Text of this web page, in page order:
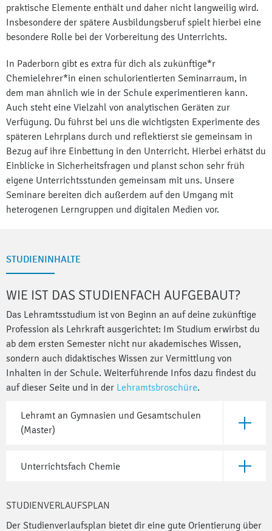
praktische Elemente enthält und daher nicht langweilig wird.
Insbesondere der spätere Ausbildungsberuf spielt hierbei eine
besondere Rolle bei der Vorbereitung des Unterrichts.
In Paderborn gibt es extra für dich als zukünftige*r
Chemielehrer*in einen schulorientierten Seminarraum, in
dem man ähnlich wie in der Schule experimentieren kann.
Auch steht eine Vielzahl von analytischen Geräten zur
Verfügung. Du führst bei uns die wichtigsten Experimente des
späteren Lehrplans durch und reflektierst sie gemeinsam in
Bezug auf ihre Einbettung in den Unterricht. Hierbei erhätst du
Einblicke in Sicherheitsfragen und planst schon sehr früh
eigene Unterrichtsstunden gemeinsam mit uns. Unsere
Seminare bereiten dich außerdem auf den Umgang mit
heterogenen Lerngruppen und digitalen Medien vor.
STUDIENINHALTE
WIE IST DAS STUDIENFACH AUFGEBAUT?
Das Lehramtsstudium ist von Beginn an auf deine zukünftige
Profession als Lehrkraft ausgerichtet: Im Studium erwirbst du
ab dem ersten Semester nicht nur akademisches Wissen,
sondern auch didaktisches Wissen zur Vermittlung von
Inhalten in der Schule. Weiterführende Infos dazu findest du
auf dieser Seite und in der Lehramtsbroschüre.
Lehramt an Gymnasien und Gesamtschulen
(Master)
Öffne
Unterrichtsfach Chemie Öffne
STUDIENVERLAUFSPLAN
Der Studienverlaufsplan bietet dir eine gute Orientierung über